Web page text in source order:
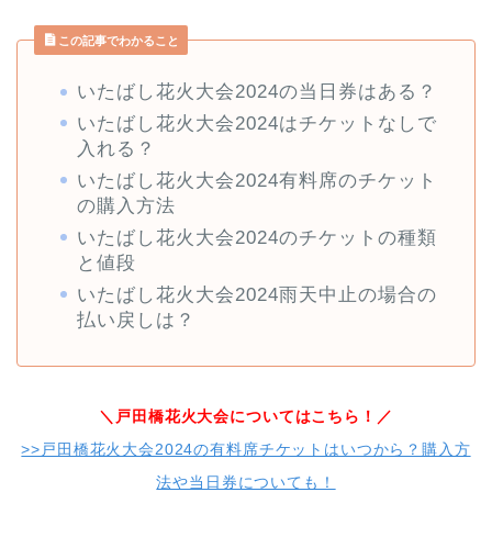
この記事でわかること
いたばし花火大会2024の当日券はある？
いたばし花火大会2024はチケットなしで
入れる？
いたばし花火大会2024有料席のチケット
の購入方法
いたばし花火大会2024のチケットの種類
と値段
いたばし花火大会2024雨天中止の場合の
払い戻しは？
＼戸田橋花火大会についてはこちら！／
>>戸田橋花火大会2024の有料席チケットはいつから？購入方
法や当日券についても！